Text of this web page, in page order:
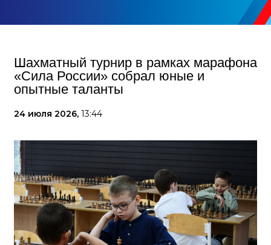
Шахматный турнир в рамках марафона
«Сила России» собрал юные и
опытные таланты
24 июля 2026, 13:44